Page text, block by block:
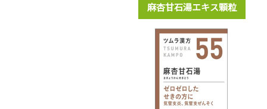
麻杏甘石湯エキス顆粒